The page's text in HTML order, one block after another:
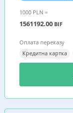
1000 PLN =
1561192.00 BIF
Оплата переказу
Кредитна картка